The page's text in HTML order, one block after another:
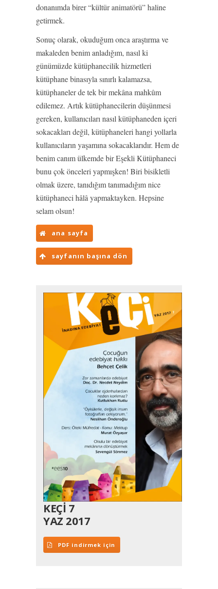
donanımda birer “kültür animatörü” haline
getirmek.
Sonuç olarak, okuduğum onca araştırma ve
makaleden benim anladığım, nasıl ki
günümüzde kütüphanecilik hizmetleri
kütüphane binasıyla sınırlı kalamazsa,
kütüphaneler de tek bir mekâna mahkûm
edilemez. Artık kütüphanecilerin düşünmesi
gereken, kullanıcıları nasıl kütüphaneden içeri
sokacakları değil, kütüphaneleri hangi yollarla
kullanıcıların yaşamına sokacaklarıdır. Hem de
benim canım ülkemde bir Eşekli Kütüphaneci
bunu çok önceleri yapmışken! Biri bisikletli
olmak üzere, tanıdığım tanımadığım nice
kütüphaneci hâlâ yapmaktayken. Hepsine
selam olsun!
ana sayfa
sayfanın başına dön
KEÇİ 7
YAZ 2017
PDF indirmek için